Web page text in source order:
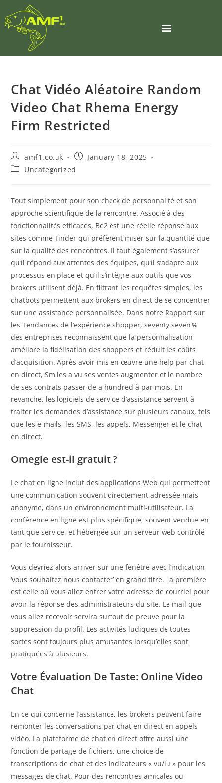
Chat Vidéo Aléatoire Random
Video Chat Rhema Energy
Firm Restricted
amf1.co.uk
January 18, 2025
Uncategorized
Tout simplement pour son check de personnalité et son
approche scientifique de la rencontre. Associé à des
fonctionnalités efficaces, Be2 est une réelle réponse aux
sites comme Tinder qui préfèrent miser sur la quantité que
sur la qualité des rencontres. Il faut également s’assurer
qu’il répond aux attentes des équipes, qu’il s’adapte aux
processus en place et qu’il s’intègre aux outils que vos
brokers utilisent déjà. En filtrant les requêtes simples, les
chatbots permettent aux brokers en direct de se concentrer
sur une assistance personnalisée. Dans notre Rapport sur
les Tendances de l’expérience shopper, seventy seven %
des entreprises reconnaissent que la personnalisation
améliore la fidélisation des shoppers et réduit les coûts
d’acquisition. Après avoir mis en œuvre une help par chat
en direct, Smiles a vu ses ventes augmenter et le nombre
de ses contrats passer de a hundred à par mois. En
revanche, les logiciels de service d’assistance servent à
traiter les demandes d’assistance sur plusieurs canaux, tels
que les e-mails, les SMS, les appels, Messenger et le chat
en direct.
Omegle est-il gratuit ?
Le chat en ligne inclut des applications Web qui permettent
une communication souvent directement adressée mais
anonyme, dans un environnement multi-utilisateur. La
conférence en ligne est plus spécifique, souvent vendue en
tant que service, et hébergée sur un serveur web contrôlé
par le fournisseur.
Vous devriez alors arriver sur une fenêtre avec l’indication
‘vous souhaitez nous contacter’ en grand titre. La première
est celle où vous allez entrer votre adresse de courriel pour
avoir la réponse des administrateurs du site. Le mail que
vous allez recevoir servira surtout de preuve pour la
suppression du profil. Les activités ludiques de toutes
sortes sont toujours plus amusantes lorsqu’elles sont
pratiquées à plusieurs.
Votre Évaluation De Taste: Online Video
Chat
En ce qui concerne l’assistance, les brokers peuvent faire
remonter les conversations par chat en direct en appels
vidéo. La plateforme de chat en direct offre aussi une
fonction de partage de fichiers, une choice de
transcriptions de chat et des indicateurs « vu/lu » pour les
messages de chat. Pour des rencontres amicales ou